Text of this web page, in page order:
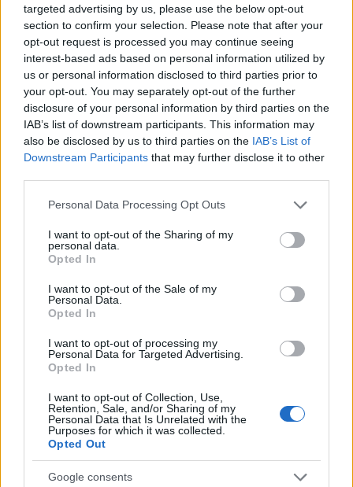
targeted advertising by us, please use the below opt-out
section to confirm your selection. Please note that after your
opt-out request is processed you may continue seeing
interest-based ads based on personal information utilized by
us or personal information disclosed to third parties prior to
your opt-out. You may separately opt-out of the further
disclosure of your personal information by third parties on the
IAB’s list of downstream participants. This information may
also be disclosed by us to third parties on the IAB’s List of
Downstream Participants that may further disclose it to other
Please note that this website/app uses one or more Google
not limited to your visit or usage behaviour. You may click to
grant or deny consent to Google and its third-party tags to
use your data for below specified purposes in below Google
consent section.
Personal Data Processing Opt Outs
I want to opt-out of the Sharing of my
personal data.
Opted In
I want to opt-out of the Sale of my
Personal Data.
Opted In
I want to opt-out of processing my
Personal Data for Targeted Advertising.
Opted In
I want to opt-out of Collection, Use,
Retention, Sale, and/or Sharing of my
Personal Data that Is Unrelated with the
Purposes for which it was collected.
Opted Out
Google consents
Tóth Gábor: BKV Sisyphus
A
politikát és a politikusokat sem kímélik a
plakátjának "továbbfejlesztett" változatán
egy piros, egy narancs, egy kék és egy zöld
Of Parlamentfelirat mellett.
Egy a politikai kommunikációt folyamatábrán
prezentáló plakáton pedig a politikusok
szentnek öltözve adagolják a csontot a